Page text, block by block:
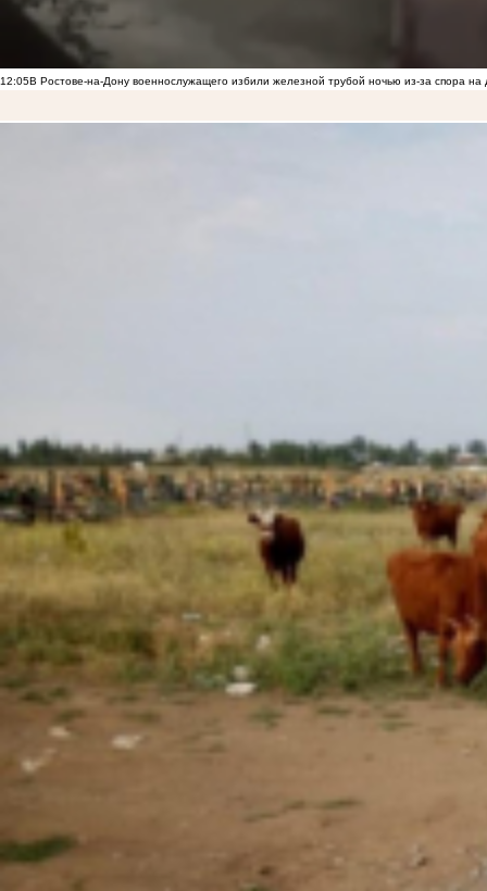
12:05В Ростове-на-Дону военнослужащего избили железной трубой ночью из-за спора на